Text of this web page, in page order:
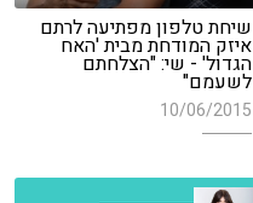
שיחת טלפון מפתיעה לרתם
איזק המודחת מבית 'האח
הגדול' - שי: "הצלחתם
לשעמם"
10/06/2015